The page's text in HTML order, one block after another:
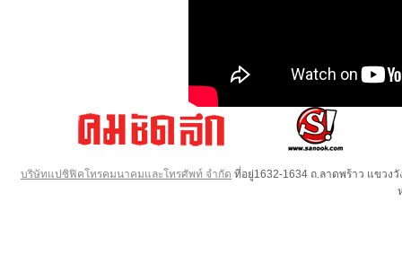
บริษัทแปซิฟิคโทรคมนาคมและโทรศัพท์ จำกัด ที่อยู่1632-1634 ถ.ลาดพร้าว แขวง